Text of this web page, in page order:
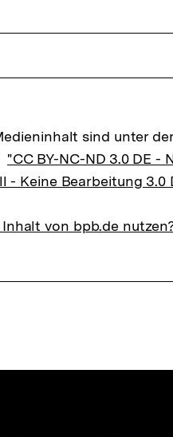
sind unter
"CC BY-NC-ND 3.0 DE -
- Keine Bearbeitung 3.0
von bpb.de